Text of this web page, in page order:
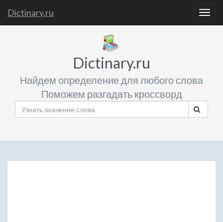
Dictinary.ru
Dictinary.ru
Найдем определение для любого слова
Поможем разгадать кроссворд